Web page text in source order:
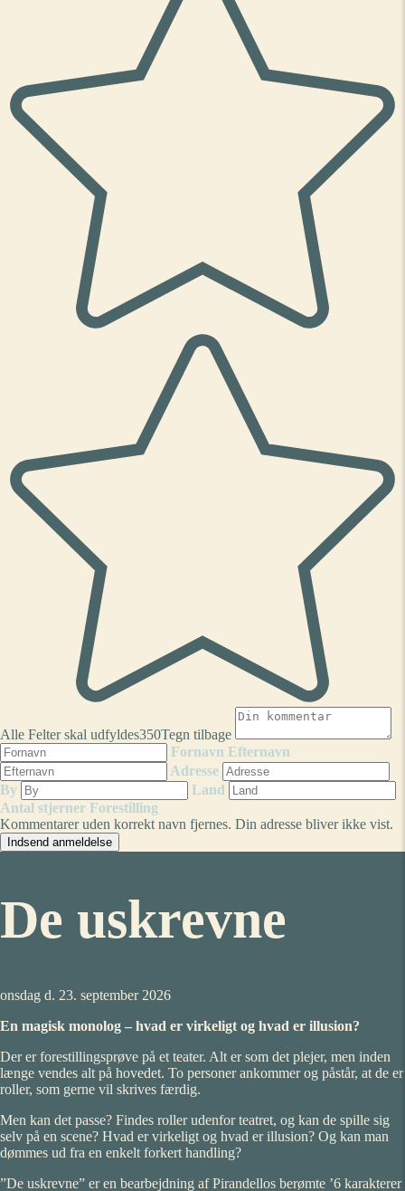
Alle Felter skal udfyldes350Tegn tilbage
Fornavn Efternavn
Adresse
By
Land
Antal stjerner Forestilling
Kommentarer uden korrekt navn fjernes. Din adresse bliver ikke vist.
De uskrevne
onsdag d. 23. september 2026
En magisk monolog – hvad er virkeligt og hvad er illusion?
Der er forestillingsprøve på et teater. Alt er som det plejer, men inden
længe vendes alt på hovedet. To personer ankommer og påstår, at de er
roller, som gerne vil skrives færdig.
Men kan det passe? Findes roller udenfor teatret, og kan de spille sig
selv på en scene? Hvad er virkeligt og hvad er illusion? Og kan man
dømmes ud fra en enkelt forkert handling?
”De uskrevne” er en bearbejdning af Pirandellos berømte ’6 karakterer